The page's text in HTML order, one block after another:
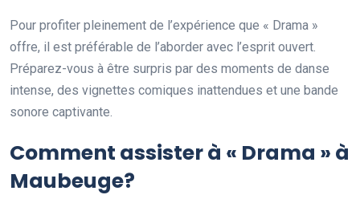
Pour profiter pleinement de l’expérience que « Drama »
offre, il est préférable de l’aborder avec l’esprit ouvert.
Préparez-vous à être surpris par des moments de danse
intense, des vignettes comiques inattendues et une bande
sonore captivante.
Comment assister à « Drama » à
Maubeuge?